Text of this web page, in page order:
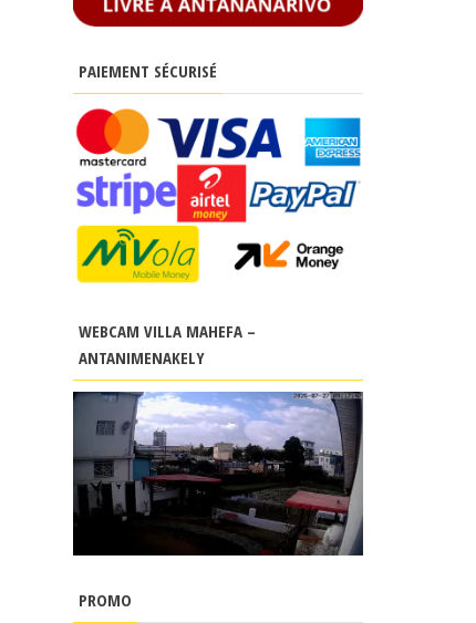
PAIEMENT SÉCURISÉ
WEBCAM VILLA MAHEFA –
ANTANIMENAKELY
PROMO